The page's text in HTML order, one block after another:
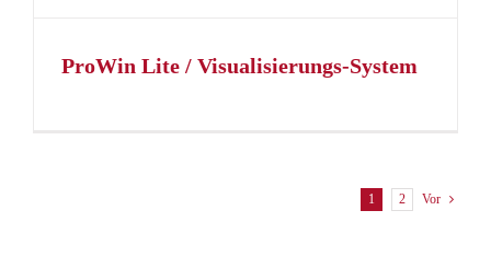
ProWin Lite / Visualisierungs-System
1 2 Vor